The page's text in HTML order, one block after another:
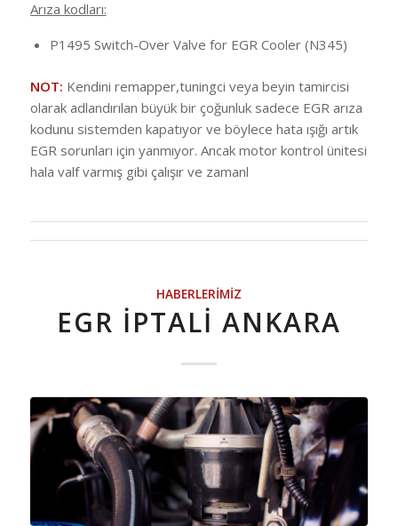
Arıza kodları:
P1495 Switch-Over Valve for EGR Cooler (N345)
NOT: Kendini remapper,tuningci veya beyin tamircisi
olarak adlandırılan büyük bir çoğunluk sadece EGR arıza
kodunu sistemden kapatıyor ve böylece hata ışığı artık
EGR sorunları için yanmıyor. Ancak motor kontrol ünitesi
hala valf varmış gibi çalışır ve zamanl
HABERLERIMIZ
EGR İPTALİ ANKARA